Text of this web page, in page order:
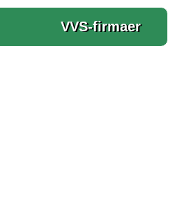
VVS-firmaer